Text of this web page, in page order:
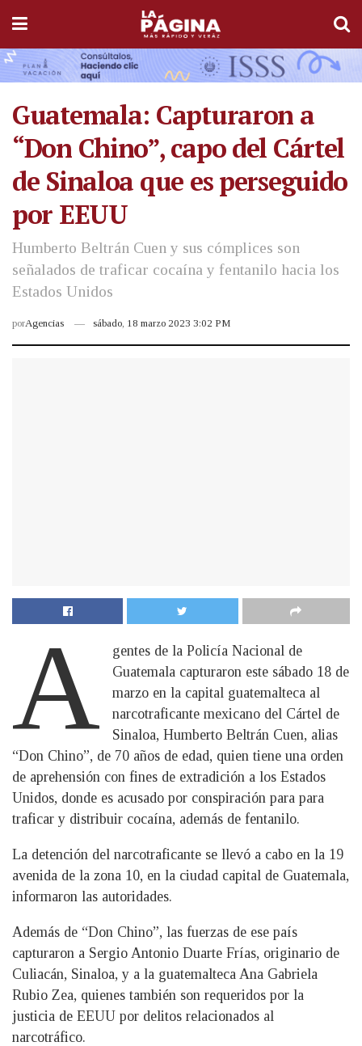
Guatemala: Capturaron a
“Don Chino”, capo del Cártel
de Sinaloa que es perseguido
por EEUU
Humberto Beltrán Cuen y sus cómplices son
señalados de traficar cocaína y fentanilo hacia los
Estados Unidos
porAgencias sábado, 18 marzo 2023 3:02 PM
A
gentes de la Policía Nacional de
Guatemala capturaron este sábado 18 de
marzo en la capital guatemalteca al
narcotraficante mexicano del Cártel de
Sinaloa, Humberto Beltrán Cuen, alias
“Don Chino”, de 70 años de edad, quien tiene una orden
de aprehensión con fines de extradición a los Estados
Unidos, donde es acusado por conspiración para para
traficar y distribuir cocaína, además de fentanilo.
La detención del narcotraficante se llevó a cabo en la 19
avenida de la zona 10, en la ciudad capital de Guatemala,
informaron las autoridades.
Además de “Don Chino”, las fuerzas de ese país
capturaron a Sergio Antonio Duarte Frías, originario de
Culiacán, Sinaloa, y a la guatemalteca Ana Gabriela
Rubio Zea, quienes también son requeridos por la
justicia de EEUU por delitos relacionados al
narcotráfico.